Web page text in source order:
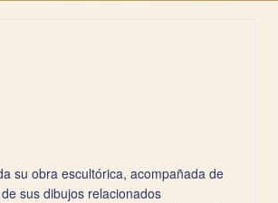
su obra escultórica, acompañada de
sus dibujos relacionados